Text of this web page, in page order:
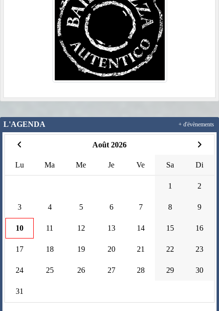
L'AGENDA
Août 2026
Lu Ma Me Je Ve Sa Di
1 2
3 4 5 6 7 8 9
10 11 12 13 14 15 16
17 18 19 20 21 22 23
24 25 26 27 28 29 30
31
+ d'évènements